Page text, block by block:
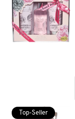
Top-Seller